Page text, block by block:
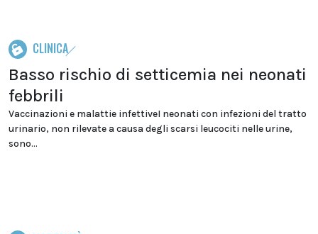
CLINICA
Basso rischio di setticemia nei neonati
febbrili
Vaccinazioni e malattie infettiveI neonati con infezioni del tratto
urinario, non rilevate a causa degli scarsi leucociti nelle urine,
sono...